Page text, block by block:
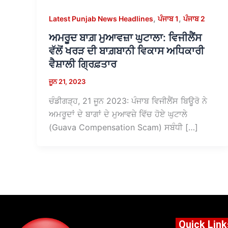
Latest Punjab News Headlines,ਪੰਜਾਬ 1,ਪੰਜਾਬ 2
ਅਮਰੂਦ ਬਾਗ਼ ਮੁਆਵਜ਼ਾ ਘੁਟਾਲਾ: ਵਿਜੀਲੈਂਸ
ਵੱਲੋਂ ਖਰੜ ਦੀ ਬਾਗ਼ਬਾਨੀ ਵਿਕਾਸ ਅਧਿਕਾਰੀ
ਵੈਸ਼ਾਲੀ ਗ੍ਰਿਫ਼ਤਾਰ
ਜੂਨ 21, 2023
ਚੰਡੀਗੜ੍ਹ, 21 ਜੂਨ 2023: ਪੰਜਾਬ ਵਿਜੀਲੈਂਸ ਬਿਊਰੋ ਨੇ
ਅਮਰੂਦਾਂ ਦੇ ਬਾਗਾਂ ਦੇ ਮੁਆਵਜ਼ੇ ਵਿੱਚ ਹੋਏ ਘੁਟਾਲੇ
(Guava Compensation Scam) ਸਬੰਧੀ […]
Quick